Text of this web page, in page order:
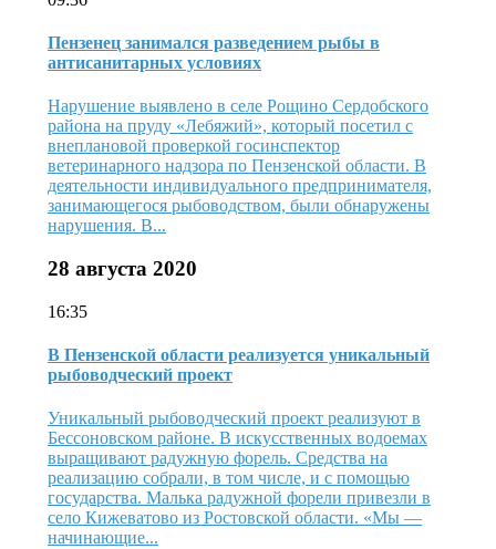
Пензенец занимался разведением рыбы в
антисанитарных условиях
Нарушение выявлено в селе Рощино Сердобского
района на пруду «Лебяжий», который посетил с
внеплановой проверкой госинспектор
ветеринарного надзора по Пензенской области. В
деятельности индивидуального предпринимателя,
занимающегося рыбоводством, были обнаружены
нарушения. В...
28 августа 2020
16:35
В Пензенской области реализуется уникальный
рыбоводческий проект
Уникальный рыбоводческий проект реализуют в
Бессоновском районе. В искусственных водоемах
выращивают радужную форель. Средства на
реализацию собрали, в том числе, и с помощью
государства. Малька радужной форели привезли в
село Кижеватово из Ростовской области. «Мы —
начинающие...